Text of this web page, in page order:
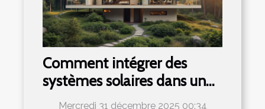
Comment intégrer des
systèmes solaires dans un
habitat autonome ?
Mercredi 31 décembre 2025 00:34